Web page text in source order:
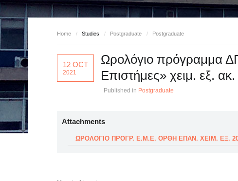
Home / Studies / Postgraduate / Postgraduate
12 OCT
2021
Ωρολόγιο πρόγραμμα
Επιστήμες» χειμ. εξ.
Published in Postgraduate
Attachments
ΩΡΟΛΟΓΙΟ ΠΡΟΓΡ. Ε.Μ.Ε. ΟΡΘΗ ΕΠΑΝ. ΧΕΙΜ. ΕΞ.